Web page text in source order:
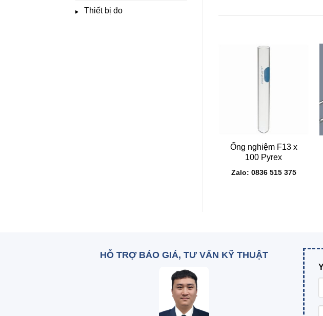
Thiết bị đo
Ống nghiệm F13 x
100 Pyrex
Zalo: 0836 515 375
HỖ TRỢ BÁO GIÁ, TƯ VẤN KỸ THUẬT